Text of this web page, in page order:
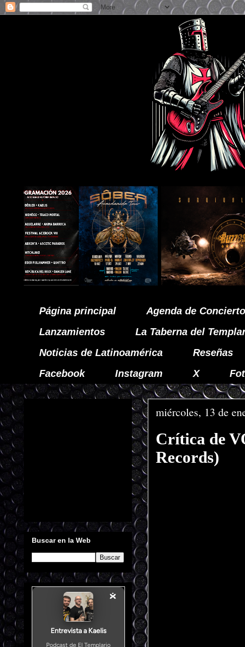
Página principal Agenda de
Lanzamientos
La Taberna del
Noticias de Latinoamérica
Reseñas
Facebook
Instagram X
miércoles, 13 de
Crítica de
Records)
Buscar en la Web